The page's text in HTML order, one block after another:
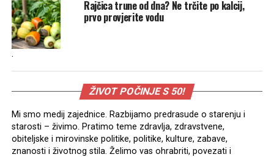
Rajčica trune od dna? Ne trčite po kalcij,
prvo provjerite vodu
.
ŽIVOT POČINJE S 50!
Mi smo medij zajednice. Razbijamo predrasude o starenju i
starosti – živimo. Pratimo teme zdravlja, zdravstvene,
obiteljske i mirovinske politike, politike, kulture, zabave,
znanosti i životnog stila. Želimo vas ohrabriti, povezati i